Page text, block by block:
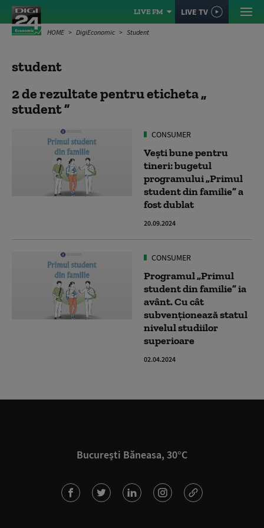
LIVE FM LIVE TV
HOME DigiEconomic Student
student
2 de rezultate pentru eticheta
student
CONSUMER
Vești bune pentru
tineri: bugetul
programului „Primul
student din familie” a
fost dublat
20.09.2024
CONSUMER
Programul „Primul
student din familie” ia
avânt. Cu cât
subvenționează statul
nivelul studiilor
superioare
02.04.2024
București Băneasa, 30°C